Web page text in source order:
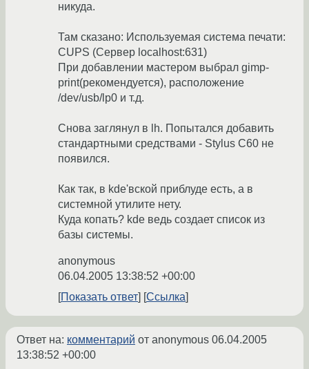
никуда.
Там сказано: Используемая система печати:
CUPS (Сервер localhost:631)
При добавлении мастером выбрал gimp-
print(рекомендуется), расположение
/dev/usb/lp0 и т.д.
Снова заглянул в lh. Попытался добавить
стандартными средствами - Stylus C60 не
появился.
Как так, в kde'вской приблуде есть, а в
системной утилите нету.
Куда копать? kde ведь создает список из
базы системы.
anonymous
06.04.2005 13:38:52 +00:00
Показать ответ
Ссылка
Ответ на: комментарий от anonymous 06.04.2005
13:38:52 +00:00